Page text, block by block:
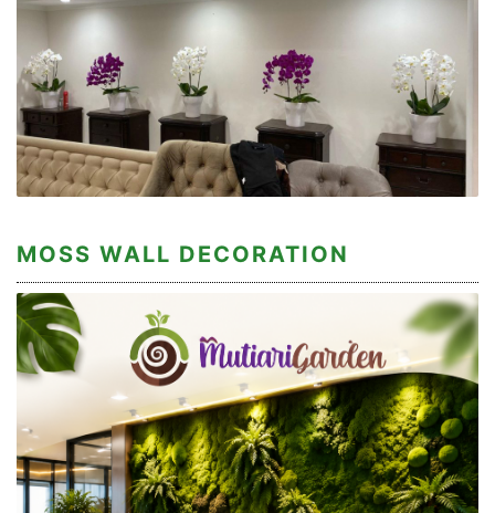
MOSS WALL DECORATION